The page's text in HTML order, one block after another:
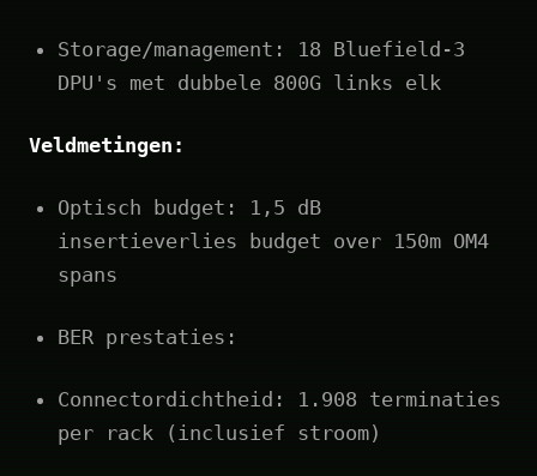
Storage/management: 18 Bluefield‑3
DPU's met dubbele 800G links elk
Veldmetingen:
Optisch budget: 1,5 dB
insertieverlies budget over 150m OM4
spans
BER prestaties:
Connectordichtheid: 1.908 terminaties
per rack (inclusief stroom)